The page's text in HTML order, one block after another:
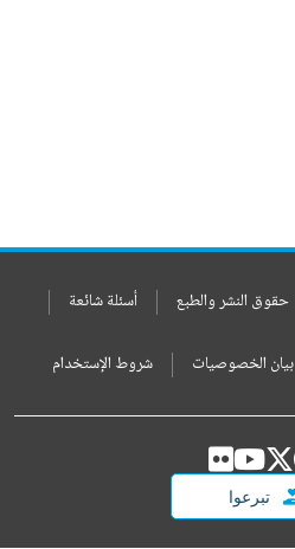
حقوق النشر والطبع أسئلة شائعة
بيان الخصوصيات شروط الإستخدام
تبرعوا